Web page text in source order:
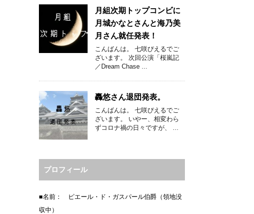
月組次期トップコンビに
月城かなとさんと海乃美
月さん就任発表！
こんばんは。 七咲ぴえるでご
ざいます。 次回公演「桜嵐記
／Dream Chase ...
轟悠さん退団発表。
こんばんは。 七咲ぴえるでご
ざいます。 いやー、相変わら
ずコロナ禍の日々ですが、 ...
プロフィール
■名前： ピエール・ド・ガスパール伯爵（領地没
収中）